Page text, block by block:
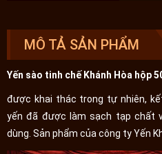
MÔ TẢ SẢN PHẨM
Yến sào tinh chế Khánh Hòa hộp
được khai thác trong tự nhiên,
yến đã được làm sạch tạp chất
dùng. Sản phẩm của công ty Yến